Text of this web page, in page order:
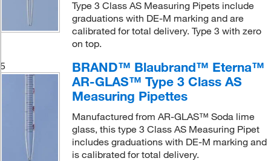
Type 3 Class AS Measuring Pipets include
graduations with DE-M marking and are
calibrated for total delivery. Type 3 with zero
on top.
5
BRAND™ Blaubrand™ Eterna™
AR-GLAS™ Type 3 Class AS
Measuring Pipettes
Manufactured from AR-GLAS™ Soda lime
glass, this type 3 Class AS Measuring Pipet
includes graduations with DE-M marking and
is calibrated for total delivery.